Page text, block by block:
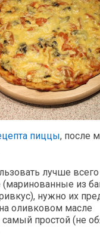
пиццы, после
лучше
из
нужно их
оливковом масле
простой (не